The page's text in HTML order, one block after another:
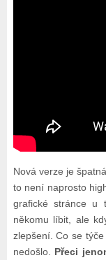
Nová verze je
to není naprosto
grafické stránce
někomu líbit, ale
zlepšení. Co se
nedošlo. Přeci